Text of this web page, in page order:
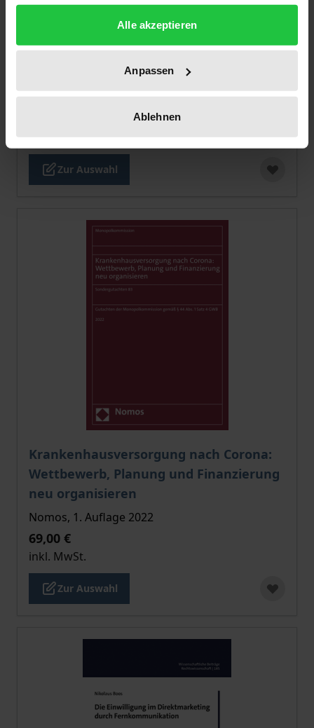
gesammelt haben.
Alle akzeptieren
Anpassen
Ablehnen
Digitaler Fußabdruck und informierte
Selbstbestimmung
Der Preis dieses Titels richtet sich nach der
Tectum, 1. Auflage 2023
inkl. MwSt.
Zur Auswahl
Krankenhausversorgung nach Corona:
Wettbewerb, Planung und Finanzierung
neu organisieren
Der Preis dieses Titels richtet sich nach der
Nomos, 1. Auflage 2022
69,00 €
inkl. MwSt.
Zur Auswahl